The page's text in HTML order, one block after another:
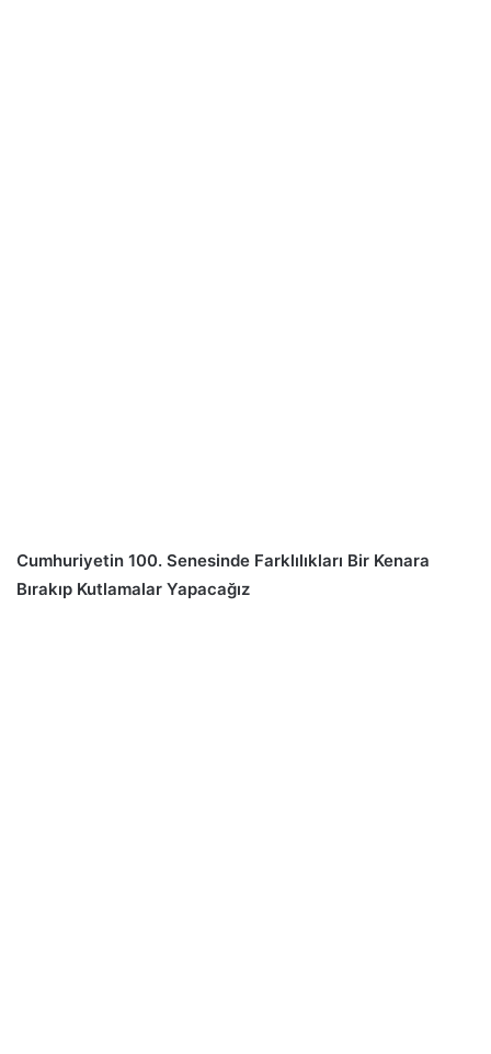
Cumhuriyetin 100. Senesinde Farklılıkları Bir Kenara
Bırakıp Kutlamalar Yapacağız